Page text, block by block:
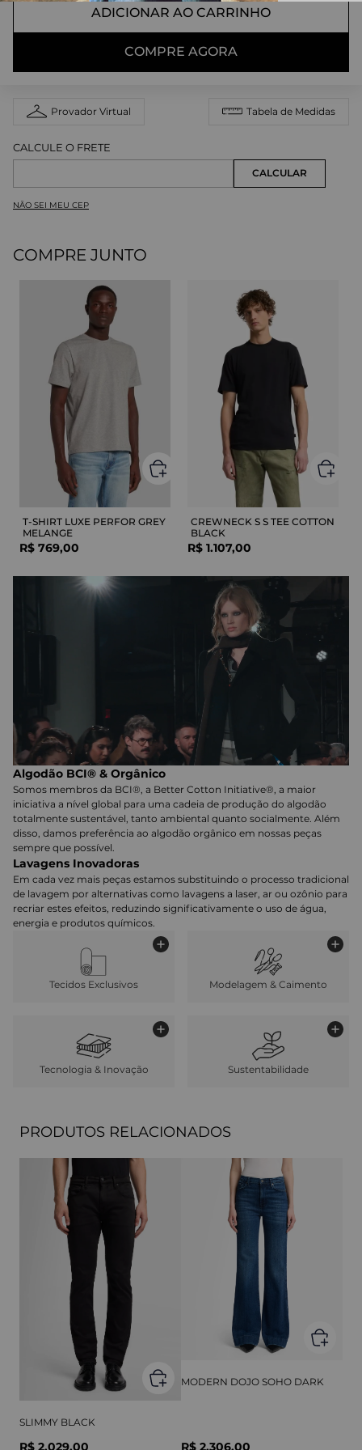
ADICIONAR AO CARRINHO
COMPRE AGORA
Provador Virtual Tabela de Medidas
NÃO SEI MEU CEP
COMPRE JUNTO
T-SHIRT LUXE PERFOR GREY
MELANGE
R$ 769,00
CREWNECK S S TEE COTTON
BLACK
R$ 1.107,00
Algodão BCI® & Orgânico
Somos membros da BCI®, a Better Cotton Initiative®, a maior
iniciativa a nível global para uma cadeia de produção do algodão
totalmente sustentável, tanto ambiental quanto socialmente. Além
disso, damos preferência ao algodão orgânico em nossas peças
sempre que possível.
Lavagens Inovadoras
Em cada vez mais peças estamos substituindo o processo tradicional
de lavagem por alternativas como lavagens a laser, ar ou ozônio para
recriar estes efeitos, reduzindo significativamente o uso de água,
energia e produtos químicos.
Tecidos Exclusivos Modelagem & Caimento
Tecnologia & Inovação Sustentabilidade
PRODUTOS RELACIONADOS
SLIMMY BLACK
R$ 2.029,00
MODERN DOJO SOHO DARK
R$ 2.306,00